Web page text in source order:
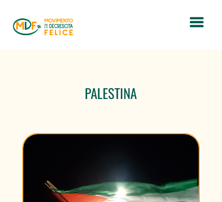
PALESTINA